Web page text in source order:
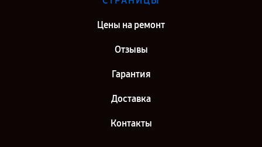
Цены на ремонт
Отзывы
Гарантия
Доставка
Контакты